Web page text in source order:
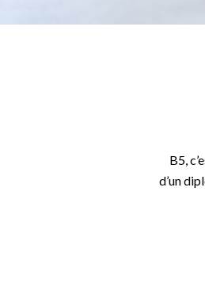
B5,
d’un